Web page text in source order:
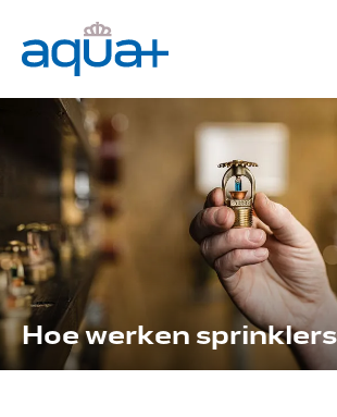
Wat wij doen
Projecten
Mensen
Hoe werken